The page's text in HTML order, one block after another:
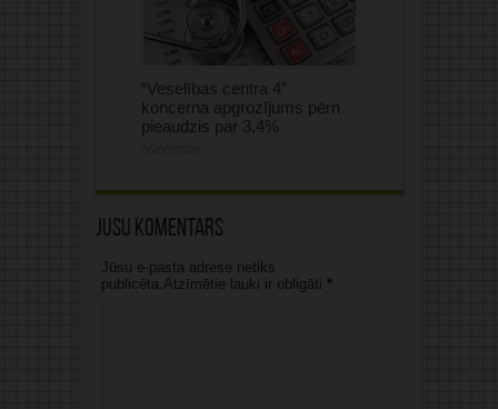
“Veselības centra 4”
koncerna apgrozījums pērn
pieaudzis par 3,4%
Jūsu komentārs
Jūsu e-pasta adrese netiks
publicēta.Atzīmētie lauki ir obligāti *